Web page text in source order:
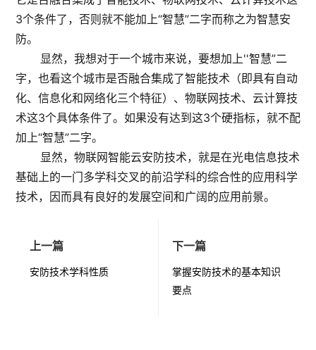
3个条件了，否则就不能加上“智慧”二字而称之为智慧安
防。
显然，我想对于一个城市来说，要想加上''智慧”二
字，也看这个城市是否融合集成了智能技术（即具有自动
化、信息化和网络化三个特征）、物联网技术、云计算技
术这3个具体条件了。如果没有达到这3个硬指标，就不配
加上“智慧”二字。
显然，物联网智能云安防技术，就是在光电信息技术
基础上的一门多学科交叉的前沿学科的综合性的应用科学
技术，因而具有良好的发展空间和广阔的应用前景。
上一篇
安防技术学科性质
下一篇
掌握安防技术的基本知识
要点